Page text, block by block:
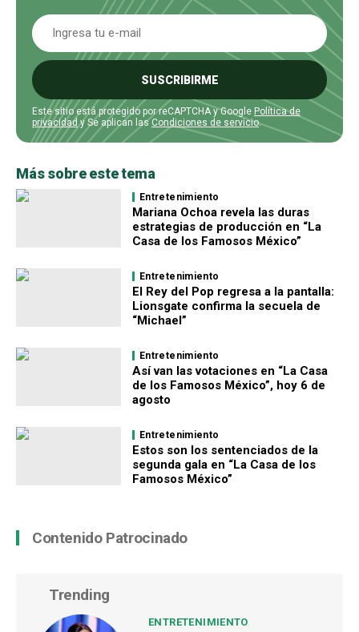
SUSCRIBIRME
Este sitio está protegido por reCAPTCHA y Google Política de
privacidad y Se aplican lasCondiciones de servicio.
Más sobre este tema
Entretenimiento
Mariana Ochoa revela las duras
estrategias de producción en “La
Casa de los Famosos México”
Entretenimiento
El Rey del Pop regresa a la pantalla:
Lionsgate confirma la secuela de
“Michael”
Entretenimiento
Así van las votaciones en “La Casa
de los Famosos México”, hoy 6 de
agosto
Entretenimiento
Estos son los sentenciados de la
segunda gala en “La Casa de los
Famosos México”
Contenido Patrocinado
Trending
ENTRETENIMIENTO